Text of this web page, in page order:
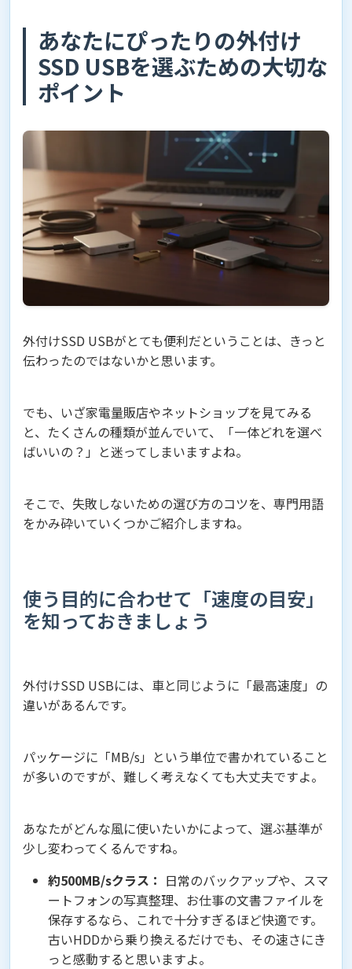
あなたにぴったりの外付け
SSD USBを選ぶための大切な
ポイント
外付けSSD USBがとても便利だということは、きっと
伝わったのではないかと思います。
でも、いざ家電量販店やネットショップを見てみる
と、たくさんの種類が並んでいて、「一体どれを選べ
ばいいの？」と迷ってしまいますよね。
そこで、失敗しないための選び方のコツを、専門用語
をかみ砕いていくつかご紹介しますね。
使う目的に合わせて「速度の目安」
を知っておきましょう
外付けSSD USBには、車と同じように「最高速度」の
違いがあるんです。
パッケージに「MB/s」という単位で書かれていること
が多いのですが、難しく考えなくても大丈夫ですよ。
あなたがどんな風に使いたいかによって、選ぶ基準が
少し変わってくるんですね。
約500MB/sクラス： 日常のバックアップや、スマ
ートフォンの写真整理、お仕事の文書ファイルを
保存するなら、これで十分すぎるほど快適です。
古いHDDから乗り換えるだけでも、その速さにき
っと感動すると思いますよ。